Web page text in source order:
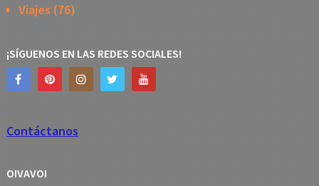
Viajes (76)
¡SÍGUENOS EN LAS REDES SOCIALES!
Contáctanos
OIVAVOI